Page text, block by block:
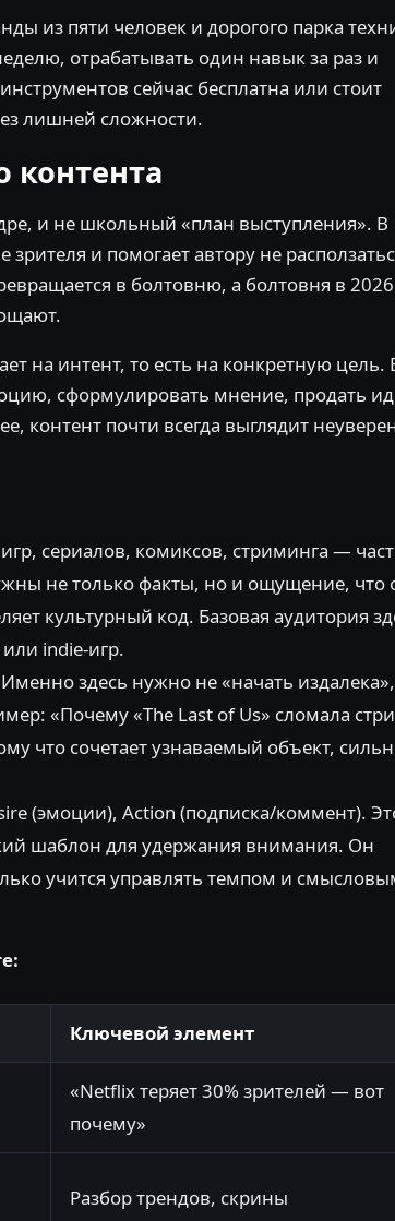
из пяти человек и дорогого парка
отрабатывать один навык за раз и
сейчас бесплатна или стоит
лишней сложности.
контента
и не школьный «план выступления». В
и помогает автору не
в болтовню, а болтовня в
на интент, то есть на конкретную цель.
сформулировать мнение, продать
контент почти всегда выглядит
сериалов, комиксов, стриминга —
не только факты, но и ощущение, что
культурный код. Базовая аудитория
indie-игр.
здесь нужно не «начать
«Почему «The Last of Us» сломала
что сочетает узнаваемый объект,
(эмоции), Action (подписка/коммент).
шаблон для удержания внимания. Он
учится управлять темпом и
Ключевой элемент
«Netflix теряет 30% зрителей — вот
почему»
Разбор трендов, скрины